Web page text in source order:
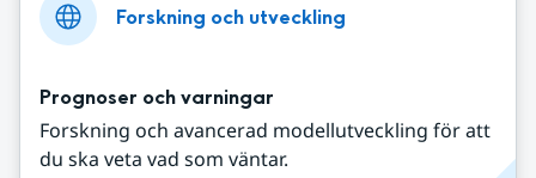
Forskning och utveckling
Prognoser och varningar
Forskning och avancerad modellutveckling för att
du ska veta vad som väntar.